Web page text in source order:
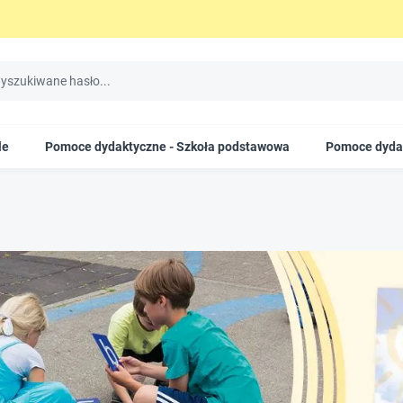
Pomoce dydaktyczne - Szkoła podstawowa Pomoce